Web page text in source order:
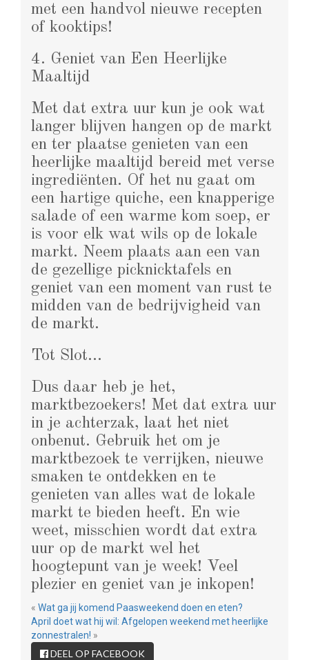
met een handvol nieuwe recepten
of kooktips!
4. Geniet van Een Heerlijke
Maaltijd
Met dat extra uur kun je ook wat
langer blijven hangen op de markt
en ter plaatse genieten van een
heerlijke maaltijd bereid met verse
ingrediënten. Of het nu gaat om
een hartige quiche, een knapperige
salade of een warme kom soep, er
is voor elk wat wils op de lokale
markt. Neem plaats aan een van
de gezellige picknicktafels en
geniet van een moment van rust te
midden van de bedrijvigheid van
de markt.
Tot Slot…
Dus daar heb je het,
marktbezoekers! Met dat extra uur
in je achterzak, laat het niet
onbenut. Gebruik het om je
marktbezoek te verrijken, nieuwe
smaken te ontdekken en te
genieten van alles wat de lokale
markt te bieden heeft. En wie
weet, misschien wordt dat extra
uur op de markt wel het
hoogtepunt van je week! Veel
plezier en geniet van je inkopen!
« Wat ga jij komend Paasweekend doen en eten?
April doet wat hij wil: Afgelopen weekend met heerlijke
zonnestralen! »
DEEL OP FACEBOOK